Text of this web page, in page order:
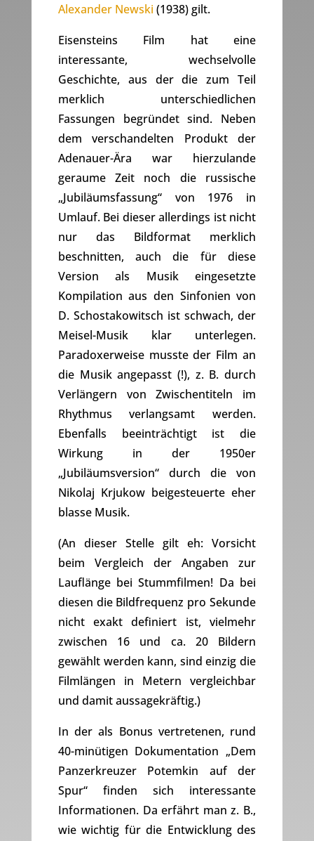
Alexander Newski (1938) gilt.
Eisensteins Film hat eine
interessante, wechselvolle
Geschichte, aus der die zum Teil
merklich unterschiedlichen
Fassungen begründet sind. Neben
dem verschandelten Produkt der
Adenauer-Ära war hierzulande
geraume Zeit noch die russische
„Jubiläumsfassung“ von 1976 in
Umlauf. Bei dieser allerdings ist nicht
nur das Bildformat merklich
beschnitten, auch die für diese
Version als Musik eingesetzte
Kompilation aus den Sinfonien von
D. Schostakowitsch ist schwach, der
Meisel-Musik klar unterlegen.
Paradoxerweise musste der Film an
die Musik angepasst (!), z. B. durch
Verlängern von Zwischentiteln im
Rhythmus verlangsamt werden.
Ebenfalls beeinträchtigt ist die
Wirkung in der 1950er
„Jubiläumsversion“ durch die von
Nikolaj Krjukow beigesteuerte eher
blasse Musik.
(An dieser Stelle gilt eh: Vorsicht
beim Vergleich der Angaben zur
Lauflänge bei Stummfilmen! Da bei
diesen die Bildfrequenz pro Sekunde
nicht exakt definiert ist, vielmehr
zwischen 16 und ca. 20 Bildern
gewählt werden kann, sind einzig die
Filmlängen in Metern vergleichbar
und damit aussagekräftig.)
In der als Bonus vertretenen, rund
40-minütigen Dokumentation „Dem
Panzerkreuzer Potemkin auf der
Spur“ finden sich interessante
Informationen. Da erfährt man z. B.,
wie wichtig für die Entwicklung des